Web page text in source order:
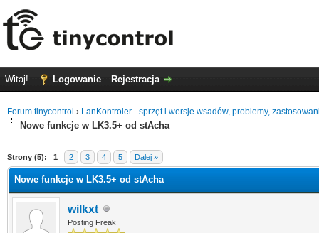
Witaj! Logowanie Rejestracja
Forum tinycontrol › LanKontroler - sprzęt i wersje wsadów, problemy,
Nowe funkcje w LK3.5+ od stAcha
Strony (5): 1 2 3 4 5 Dalej »
Nowe funkcje w LK3.5+ od stAcha
wilkxt
Posting Freak